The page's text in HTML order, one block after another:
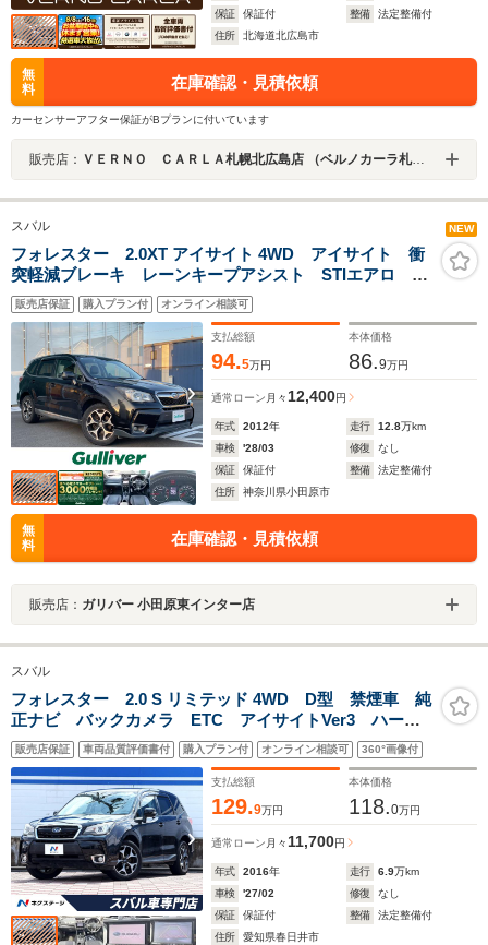
保証
保証付 整備
法定整備付
住所
北海道北広島市
無
料
在庫確認・見積依頼
カーセンサーアフター保証がBプランに付いています
販売店： ＶＥＲＮＯ ＣＡＲＬＡ札幌北広島店 （ベルノカーラ札幌北広島店）
スバル NEW
フォレスター 2.0XT アイサイト 4WD アイサイト 衝
突軽減ブレーキ レーンキープアシスト STIエアロ 社
外ナビ パワーバックドア 前席パワーシート レザー
シート シートヒーター レーダークルーズコントロー
ル ETC バックカメラ 4WD
販売店保証 購入プラン付 オンライン相談可
支払総額
94.5万円
本体価格
86.9万円
通常ローン 月々12,400円
年式 2012年 走行 12.8万km
車検
'28/03 修復
なし
保証
保証付 整備
法定整備付
住所
神奈川県小田原市
無
料
在庫確認・見積依頼
販売店： ガリバー 小田原東インター店
スバル
フォレスター 2.0 S リミテッド 4WD D型 禁煙車 純
正ナビ バックカメラ ETC アイサイトVer3 ハーフ
レザーシート 全席シートヒーター パワーシート
LEDヘッドライト 純正18インチアルミホイール オー
トハイビーム
販売店保証 車両品質評価書付 購入プラン付 オンライン相談可 360°画像付
支払総額
129.9万円
本体価格
118.0万円
通常ローン 月々 11,700円
年式 2016年 走行 6.9万km
車検
'27/02 修復
なし
保証
保証付 整備
法定整備付
住所
愛知県春日井市